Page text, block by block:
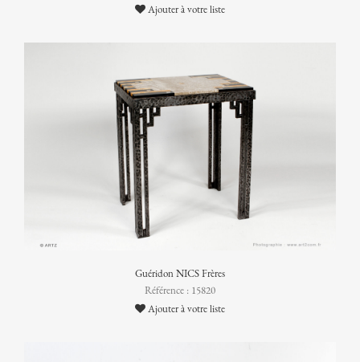
Ajouter à votre liste
Guéridon NICS Frères
Référence : 15820
Ajouter à votre liste